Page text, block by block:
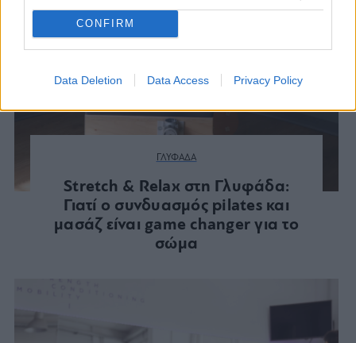
CONFIRM
Data Deletion Data Access Privacy Policy
ΓΛΥΦΑΔΑ
Stretch & Relax στη Γλυφάδα:
Γιατί ο συνδυασμός pilates και
μασάζ είναι game changer για το
σώμα